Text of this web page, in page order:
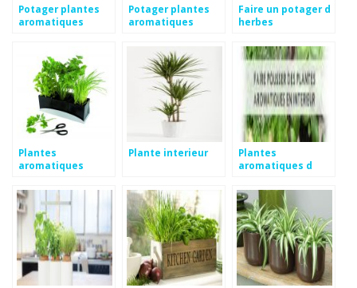
Potager plantes
aromatiques
Potager plantes
aromatiques
Faire un potager d
herbes
Plantes
aromatiques
Plante interieur
Plantes
aromatiques d